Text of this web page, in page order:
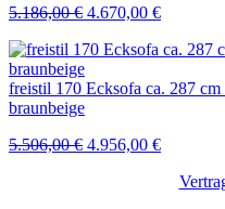
5.186,00€ Ursprünglicher
war:
4.670,00 €Aktueller
ist:
freistil 170 Ecksofa ca. 287
braunbeige
5.506,00€ Ursprünglicher
4.956,00 €Aktueller